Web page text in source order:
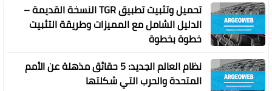
تحميل وتثبيت تطبيق TGR النسخة القديمة –
الدليل الشامل مع المميزات وطريقة التثبيت
خطوة بخطوة
نظام العالم الجديد: 5 حقائق مذهلة عن الأمم
المتحدة والحرب التي شكلتها